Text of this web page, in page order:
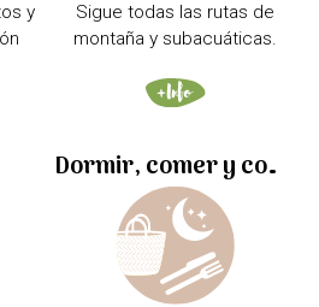
y
Sigue todas las rutas de
montaña y subacuáticas.
Dormir, comer y comprar